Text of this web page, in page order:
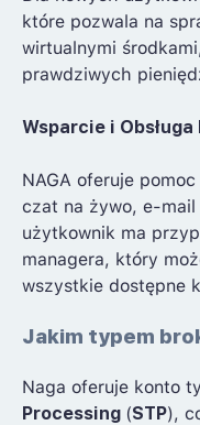
które pozwala na
wirtualnymi
prawdziwych
Wsparcie i
NAGA oferuje
czat na żywo, e-mail
użytkownik ma
managera, który
wszystkie dostępne
Jakim typem
Naga oferuje konto
Processing (STP),